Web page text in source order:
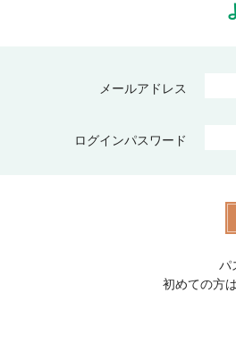
メールアドレス
ログインパスワード
パ
初めての方は